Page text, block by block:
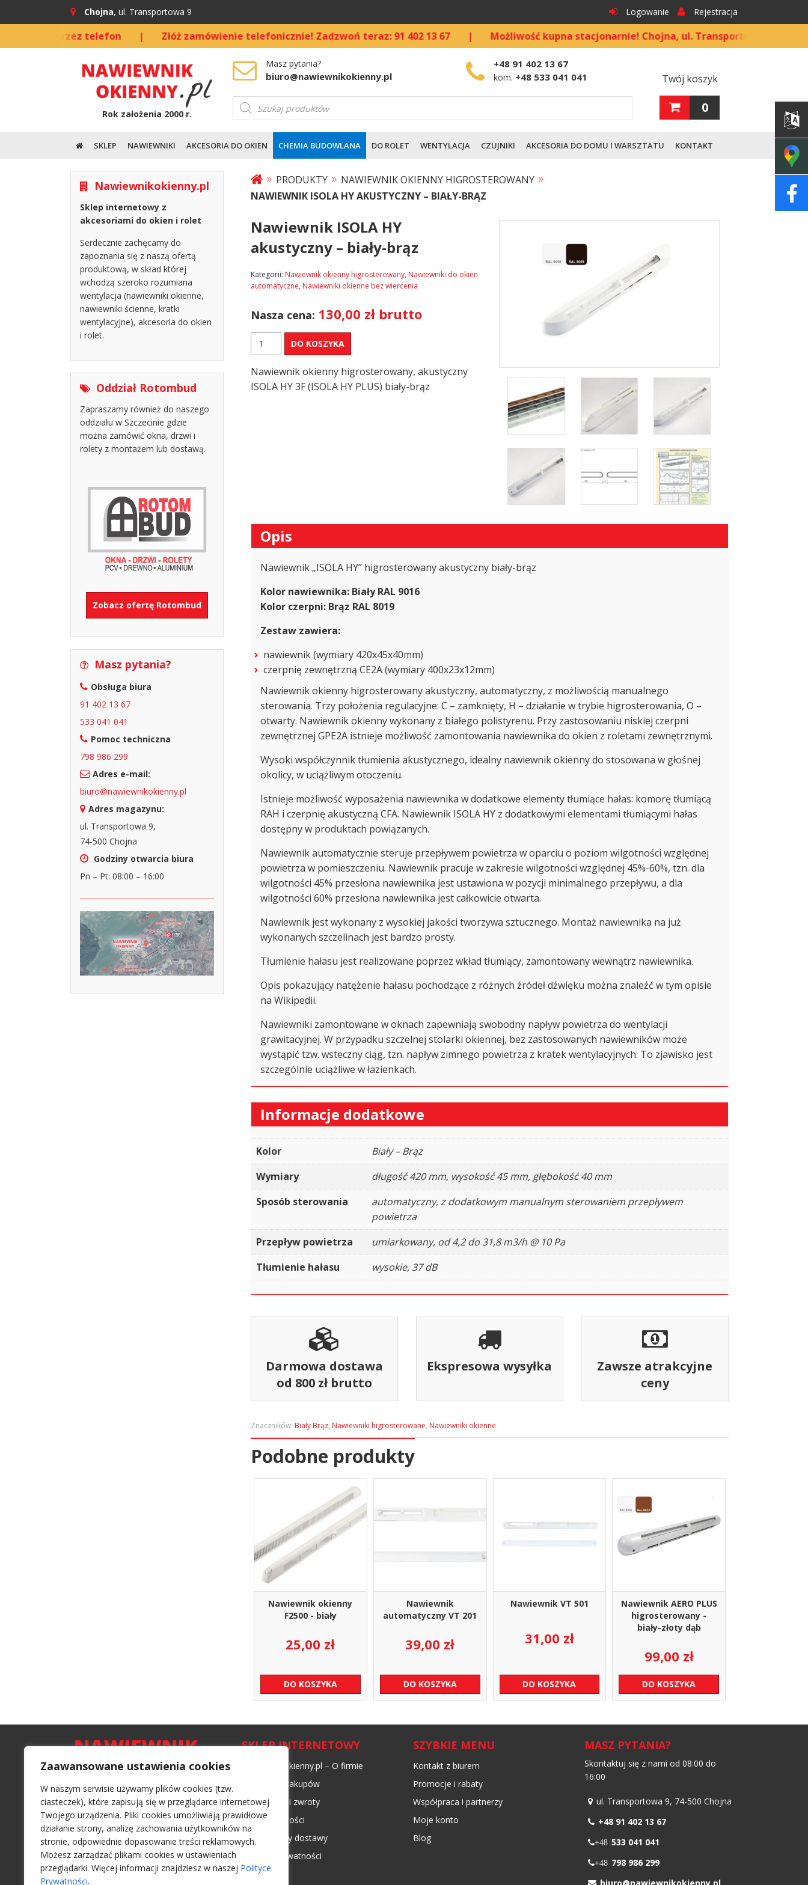
Zaawansowane ustawienia cookies
W naszym serwisie używamy plików cookies (tzw.
ciasteczek), które zapisują się w przeglądarce internetowej
Twojego urządzenia. Pliki cookies umożliwiają prawidłowe
działanie strony, analizę zachowania użytkowników na
stronie, odpowiednie dopasowanie treści reklamowych.
Możesz zarządzać plikami cookies w ustawieniach
przeglądarki. Więcej informacji znajdziesz w naszej Polityce
Prywatności.
Chojna, ul. Transportowa 9 Logowanie Rejestracja
przez telefon | Złóż zamówienie telefonicznie! Zadzwoń teraz: 91 402 13 67 | Możliwość kupna stacjonarnie! Chojna, ul. Transportowa 9
Rok założenia 2000 r.
Masz pytania?
biuro@nawiewnikokienny.pl
+48 91 402 13 67
kom. +48 533 041 041
Wyszukiwarka
produktów
Twój koszyk
0
SKLEP NAWIEWNIKI AKCESORIA DO OKIEN CHEMIA BUDOWLANA DO ROLET WENTYLACJA CZUJNIKI AKCESORIA DO DOMU I WARSZTATU KONTAKT
» PRODUKTY » NAWIEWNIK OKIENNY HIGROSTEROWANY »
NAWIEWNIK ISOLA HY AKUSTYCZNY – BIAŁY-BRĄZ
Nawiewnik ISOLA HY
akustyczny – biały-brąz
Kategorii: Nawiewnik okienny higrosterowany, Nawiewniki do okien
automatyczne, Nawiewniki okienne bez wiercenia
Nasza cena: 130,00 zł brutto
Nawiewnik
HY
akustyczny
DO KOSZYKA
Nawiewnik okienny higrosterowany, akustyczny
ISOLA HY 3F (ISOLA HY PLUS) biały-brąz
Opis
Nawiewnik „ISOLA HY” higrosterowany akustyczny biały-brąz
Kolor nawiewnika: Biały RAL 9016
Kolor czerpni: Brąz RAL 8019
Zestaw zawiera:
nawiewnik (wymiary 420x45x40mm)
czerpnię zewnętrzną CE2A (wymiary 400x23x12mm)
Nawiewnik okienny higrosterowany akustyczny, automatyczny, z możliwością manualnego
sterowania. Trzy położenia regulacyjne: C – zamknięty, H – działanie w trybie higrosterowania, O –
otwarty. Nawiewnik okienny wykonany z białego polistyrenu. Przy zastosowaniu niskiej czerpni
zewnętrznej GPE2A istnieje możliwość zamontowania nawiewnika do okien z roletami zewnętrznymi.
Wysoki współczynnik tłumienia akustycznego, idealny nawiewnik okienny do stosowana w głośnej
okolicy, w uciążliwym otoczeniu.
Istnieje możliwość wyposażenia nawiewnika w dodatkowe elementy tłumiące hałas: komorę tłumiącą
RAH i czerpnię akustyczną CFA. Nawiewnik ISOLA HY z dodatkowymi elementami tłumiącymi hałas
dostępny w produktach powiązanych.
Nawiewnik automatycznie steruje przepływem powietrza w oparciu o poziom wilgotności względnej
powietrza w pomieszczeniu. Nawiewnik pracuje w zakresie wilgotności względnej 45%-60%, tzn. dla
wilgotności 45% przesłona nawiewnika jest ustawiona w pozycji minimalnego przepływu, a dla
wilgotności 60% przesłona nawiewnika jest całkowicie otwarta.
Nawiewnik jest wykonany z wysokiej jakości tworzywa sztucznego. Montaż nawiewnika na już
wykonanych szczelinach jest bardzo prosty.
Tłumienie hałasu jest realizowane poprzez wkład tłumiący, zamontowany wewnątrz nawiewnika.
Opis pokazujący natężenie hałasu pochodzące z różnych źródeł dźwięku można znaleźć w tym opisie
na Wikipedii.
Nawiewniki zamontowane w oknach zapewniają swobodny napływ powietrza do wentylacji
grawitacyjnej. W przypadku szczelnej stolarki okiennej, bez zastosowanych nawiewników może
wystąpić tzw. wsteczny ciąg, tzn. napływ zimnego powietrza z kratek wentylacyjnych. To zjawisko jest
szczególnie uciążliwe w łazienkach.
Informacje dodatkowe
Kolor
Biały – Brąz
Wymiary
długość 420 mm, wysokość 45 mm, głębokość 40 mm
Sposób sterowania
automatyczny, z dodatkowym manualnym sterowaniem przepływem
powietrza
Przepływ powietrza
umiarkowany, od 4,2 do 31,8 m3/h @ 10 Pa
Tłumienie hałasu
wysokie, 37 dB
Darmowa dostawa
od 800 zł brutto
Ekspresowa wysyłka
Zawsze atrakcyjne
ceny
Znaczników: Biały Brąz, Nawiewniki higrosterowane, Nawiewniki okienne
Podobne produkty
Nawiewnik okienny
F2500 - biały
25,00 zł
DO KOSZYKA
Nawiewnik
automatyczny VT 201
39,00 zł
DO KOSZYKA
Nawiewnik VT 501
31,00 zł
DO KOSZYKA
Nawiewnik AERO PLUS
higrosterowany -
biały-złoty dąb
99,00 zł
DO KOSZYKA
Nawiewnikokienny.pl
Sklep internetowy z
akcesoriami do okien i rolet
Serdecznie zachęcamy do
zapoznania się z naszą ofertą
produktową, w skład której
wchodzą szeroko rozumiana
wentylacja (nawiewniki okienne,
nawiewniki ścienne, kratki
wentylacyjne), akcesoria do okien
i rolet.
Oddział Rotombud
Zapraszamy również do naszego
oddziału w Szczecinie gdzie
można zamówić okna, drzwi i
rolety z montażem lub dostawą.
Zobacz ofertę Rotombud
Masz pytania?
Obsługa biura
91 402 13 67
533 041 041
Pomoc techniczna
798 986 299
Adres e-mail:
biuro@nawiewnikokienny.pl
Adres magazynu:
ul. Transportowa 9,
74-500 Chojna
Godziny otwarcia biura
Pn – Pt: 08:00 – 16:00
SKLEP INTERNETOWY
Nawiewnikokienny.pl – O firmie
Regulamin zakupów
Reklamacje i zwroty
Formy płatności
Czas i koszty dostawy
Polityka prywatności
SZYBKIE MENU
Kontakt z biurem
Promocje i rabaty
Współpraca i partnerzy
Moje konto
Blog
MASZ PYTANIA?
Skontaktuj się z nami od 08:00 do
16:00
ul. Transportowa 9, 74-500 Chojna
+48 91 402 13 67
+48 533 041 041
+48 798 986 299